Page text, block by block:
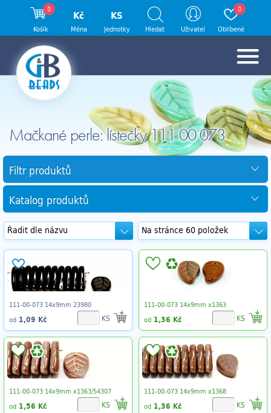
Mačkané perle: lístečky 111 00 073
Filtr produktů
Katalog produktů
111-00-073 14x9mm 23980
od 1,09 Kč KS
111-00-073 14x9mm x1363
od 1,36 Kč KS
111-00-073 14x9mm x1363/54307
od 1,56 Kč KS
111-00-073 14x9mm x1368
od 1,36 Kč KS
0
Košík
Kč
Měna
KS
Jednotky Hledat Uživatel
0
Oblíbené